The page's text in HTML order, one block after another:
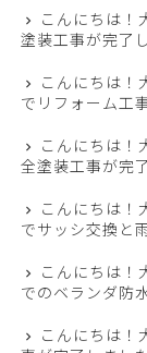
こんにちは！
塗装工事が完了
こんにちは！
でリフォーム工
こんにちは！
全塗装工事が完
こんにちは！
でサッシ交換と
こんにちは！
でのベランダ防
こんにちは！